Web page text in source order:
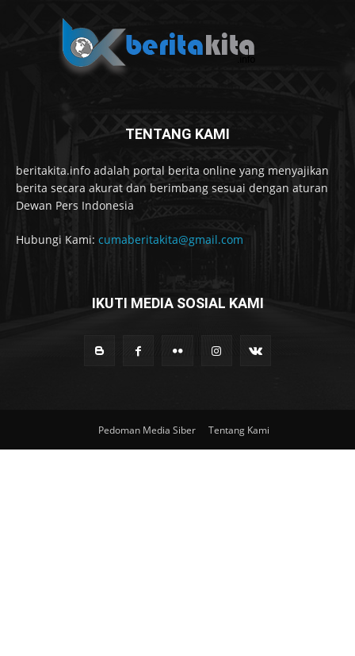
TENTANG KAMI
beritakita.info adalah portal berita online yang menyajikan
berita secara akurat dan berimbang sesuai dengan aturan
Dewan Pers Indonesia
Hubungi Kami: cumaberitakita@gmail.com
IKUTI MEDIA SOSIAL KAMI
Pedoman Media Siber Tentang Kami